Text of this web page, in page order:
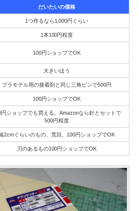
だいたいの価格
1つ作るなら1,000円ぐらい
1本100円程度
100円ショップでOK
大きいほう
プラモデル用の接着剤と同じ三角ビンで500円
100円ショップでOK
円ショップでも買える。Amazonなら針とセットで
500円程度
2cmぐらいのもの、荒目。100円ショップでOK
刃のあるもの100円ショップでOK